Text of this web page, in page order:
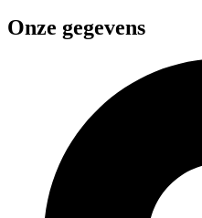
Onze gegevens